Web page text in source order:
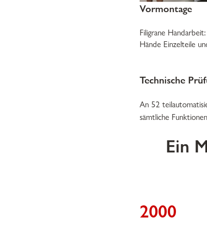
Vormontage
Filigrane
Hände Einzelteile
Technische
An 52
sämtliche
Ein
2000